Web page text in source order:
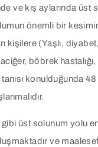
ve kış aylarında üst
önemli bir
kişilere (Yaşlı,
böbrek hastalığı,
konulduğunda
üst solunum yolu
ve